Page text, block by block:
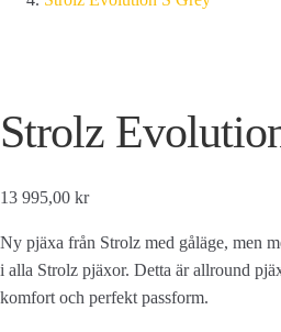
Strolz
13 995,00 kr
Ny pjäxa från Strolz med gåläge, men
i alla Strolz pjäxor. Detta är allround
komfort och perfekt passform.